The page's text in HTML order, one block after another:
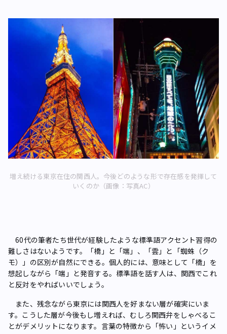
増え続ける東京在住の関西人。今後どのような形で存在感を発揮して
いくのか（画像：写真AC）
60代の筆者たち世代が経験したような標準語アクセント習得の
難しさはないようです。「橋」と「端」、「雲」と「蜘蛛（ク
モ）」の区別が自然にできる。個人的には、意味として「橋」を
想起しながら「端」と発音する。標準語を話す人は、関西でこれ
と反対をやればいいでしょう。
また、残念ながら東京には関西人を好まない層が確実にいま
す。こうした層が今後もし増えれば、むしろ関西弁をしゃべるこ
とがデメリットになります。言葉の特徴から「怖い」というイメ